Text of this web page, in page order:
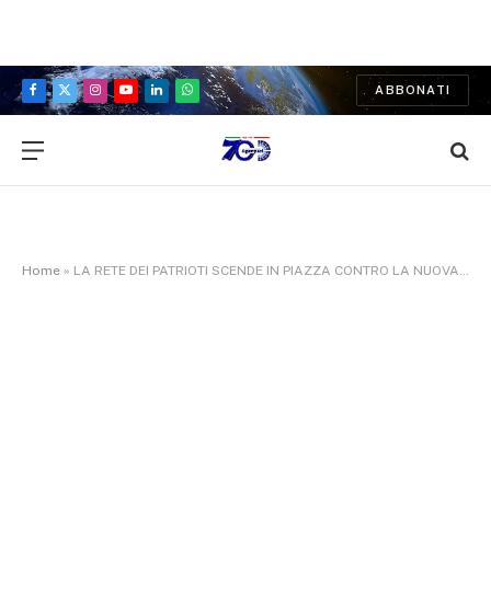
Facebook
X
Instagram
YouTubeLinkedInWhatsApp
ABBONATI
Home » LA RETE DEI PATRIOTI SCENDE IN PIAZZA CONTRO LA NUOVA ZTL: “GUALTIERI DEVE ANDARE A CASA”.